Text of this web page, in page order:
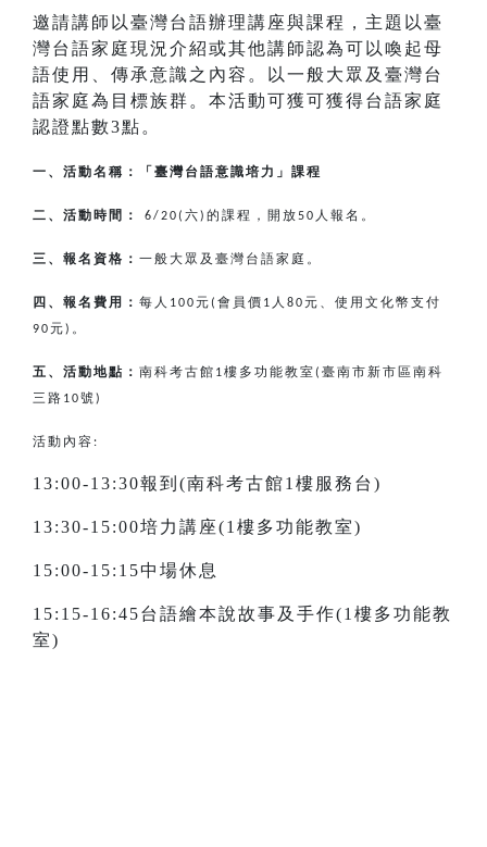
邀請講師以臺灣台語辦理講座與課程，主題以臺
灣台語家庭現況介紹或其他講師認為可以喚起母
語使用、傳承意識之內容。以一般大眾及臺灣台
語家庭為目標族群。本活動可獲可獲得台語家庭
認證點數3點。
一、活動名稱：「臺灣台語意識培力」課程
二、活動時間： 6/20( 六 ) 的課程，開放50 人報名。
三、報名資格： 一般大眾及臺灣台語家庭。
四、報名費用： 每人 100元( 會員價 1 人 80元、使用文化幣支付
90元 ) 。
五、活動地點： 南科考古館 1樓多功能教室( 臺南市新市區南科
三路 10號 )
活動內容:
13:00-13:30報到(南科考古館1樓服務台)
13:30-15:00培力講座(1樓多功能教室)
15:00-15:15中場休息
15:15-16:45台語繪本說故事及手作(1樓多功能教
室)